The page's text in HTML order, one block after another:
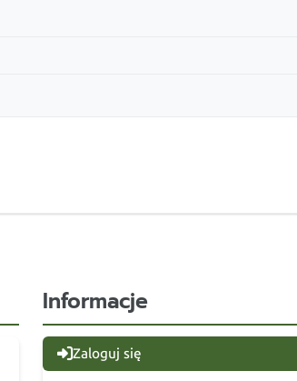
Informacje
Zaloguj się